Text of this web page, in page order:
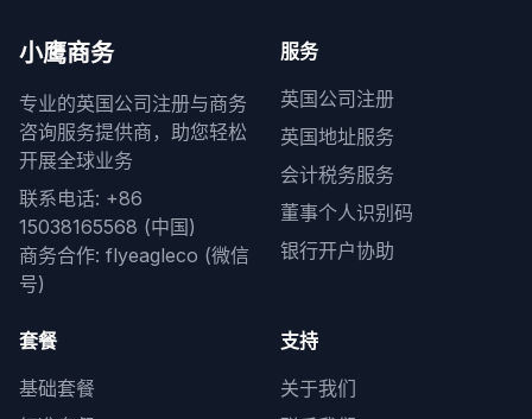
小鹰商务
专业的英国公司注册与商务
咨询服务提供商，助您轻松
开展全球业务
联系电话: +86
15038165568 (中国)
商务合作: flyeagleco (微信
号)
服务
英国公司注册
英国地址服务
会计税务服务
董事个人识别码
银行开户协助
套餐
基础套餐
支持
关于我们